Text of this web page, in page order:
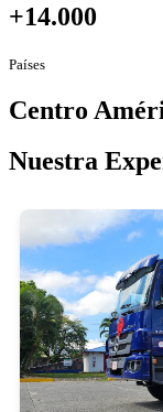
+14.000
Países
Centro
Nuestra